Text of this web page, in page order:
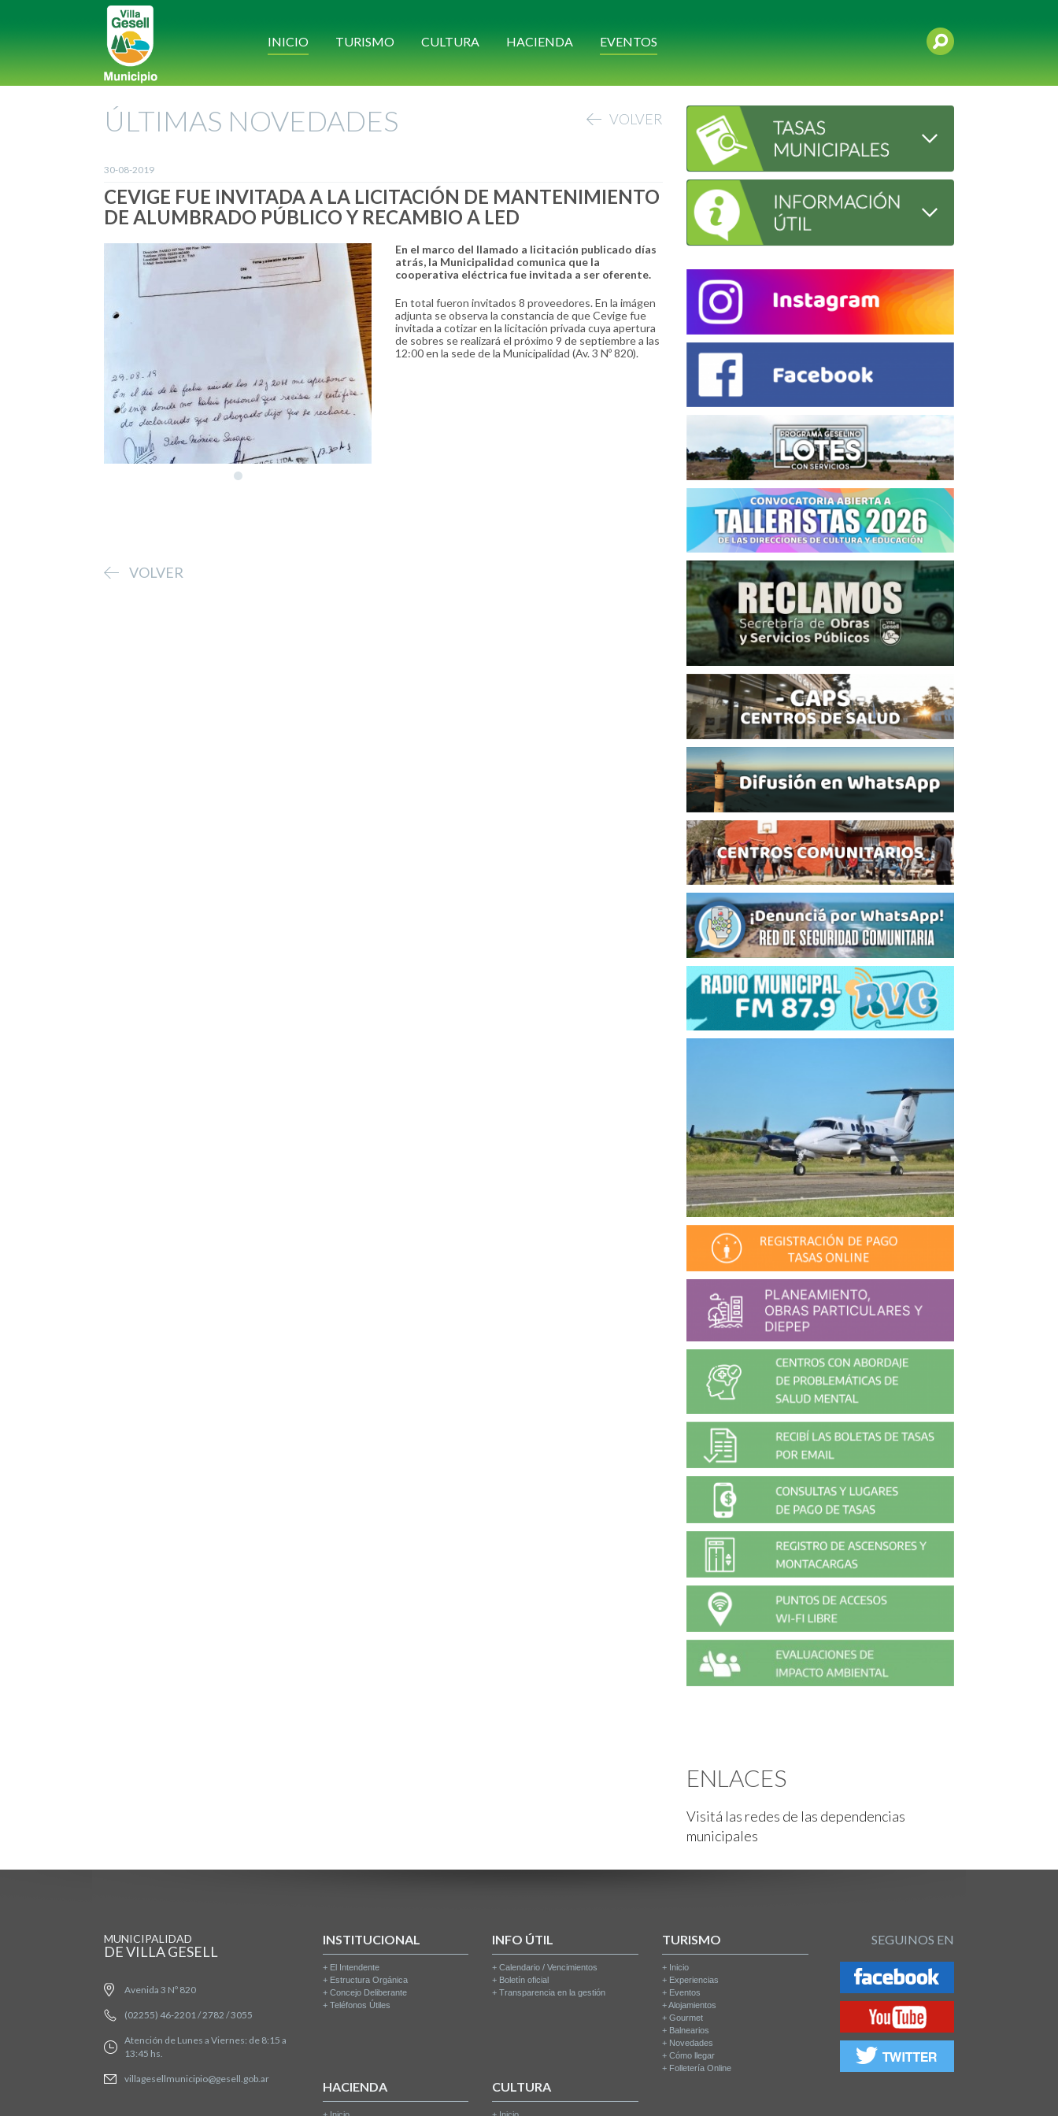
INICIO TURISMO CULTURA HACIENDA EVENTOS
ÚLTIMAS NOVEDADES VOLVER
30-08-2019
CEVIGE FUE INVITADA A LA LICITACIÓN DE MANTENIMIENTO
DE ALUMBRADO PÚBLICO Y RECAMBIO A LED
En el marco del llamado a licitación publicado días
atrás, la Municipalidad comunica que la
cooperativa eléctrica fue invitada a ser oferente.
En total fueron invitados 8 proveedores. En la imágen
adjunta se observa la constancia de que Cevige fue
invitada a cotizar en la licitación privada cuya apertura
de sobres se realizará el próximo 9 de septiembre a las
12:00 en la sede de la Municipalidad (Av. 3 Nº 820).
VOLVER
ENLACES
Visitá las redes de las dependencias
municipales
MUNICIPALIDAD
DE VILLA GESELL
Avenida 3 Nº 820
(02255) 46-2201 / 2782 / 3055
Atención de Lunes a Viernes: de 8:15 a
13:45 hs.
villagesellmunicipio@gesell.gob.ar
INSTITUCIONAL
+ El Intendente
+ Estructura Orgánica
+ Concejo Deliberante
+ Teléfonos Útiles
INFO ÚTIL
+Calendario / Vencimientos
+ Boletín oficial
+Transparencia en la gestión
TURISMO
+ Inicio
+ Experiencias
+ Eventos
+Alojamientos
+Gourmet
+ Balnearios
+ Novedades
+Cómo llegar
+ Folletería Online
HACIENDA CULTURA
SEGUINOS EN